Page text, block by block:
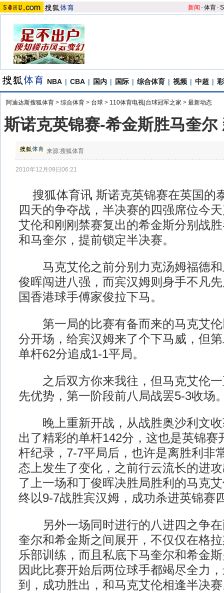
新闻 -体育-S
NBA | CBA | 国内 | 国际 | 综合体育 | 视频 | 中超 |
阿迪达斯搜狐体育 > 综合体育 > 台球 > 110体育电视|台球冠军之家 > 最新动态
斯诺克英锦赛-希金斯胜马奎尔
来源:搜狐体育
2010年12月09日06:21
搜狐体育讯 斯诺克英锦赛在英国的
四天的争夺战，半决赛的四强席位今
艾伦和刚刚禁赛复出的希金斯分别战
和马奎尔，提前锁定半决赛。
马克艾伦之前分别力克汤姆福德和
俊晖闯进八强，而宾汉姆则身手不凡
国香港球手傅家俊拉下马。
第一局的比赛有备而来的马克艾伦
分开场，给宾汉姆来了个下马威，但
单杆62分追成1-1平局。
之后双方你来我往，但马克艾伦一
先优势，第一阶段前八局战罢5-3收场
晚上重新开战，从战胜奥沙利文收
出了精彩的单杆142分，这也是英锦赛
杆纪录，7-7平局后，也许是离胜利非
态上发生了变化，之前行云流长的进
了上一场和丁俊晖决胜局胜利的马克
终以9-7战胜宾汉姆，成功杀进英锦赛
另外一场同时进行的八进四之争在
奎尔和希金斯之间展开，不仅仅在格
乐部训练，而且私底下马奎尔和希金
因此比赛开始后两位球手都竭尽全力
到，成功胜出，和马克艾伦相逢半决